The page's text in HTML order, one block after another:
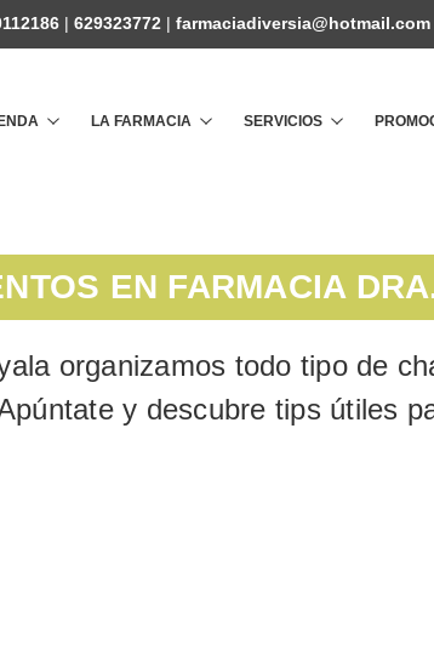
| 629323772| farmaciadiversia@hotmail.com
LA FARMACIA SERVICIOS
EN FARMACIA
organizamos todo tipo de
y descubre tips útiles